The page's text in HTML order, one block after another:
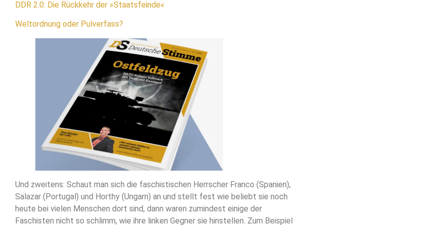
DDR 2.0: Die Rückkehr der »Staatsfeinde«
Weltordnung oder Pulverfass?
Und zweitens: Schaut man sich die faschistischen Herrscher Franco (Spanien),
Salazar (Portugal) und Horthy (Ungarn) an und stellt fest wie beliebt sie noch
heute bei vielen Menschen dort sind, dann waren zumindest einige der
Faschisten nicht so schlimm, wie ihre linken Gegner sie hinstellen. Zum Beispiel